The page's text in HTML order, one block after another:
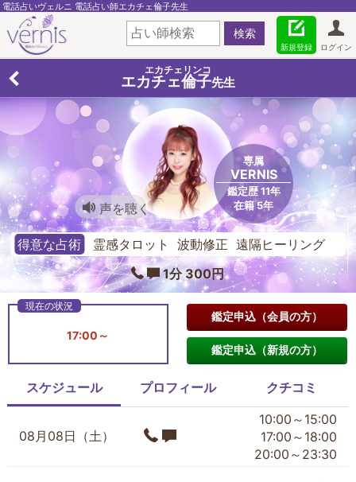
電話占いヴェルニ 電話占い師エカチェ倫子先生
ログイン
新規登録
エカチェリンコ
エカチェ倫子先生
専属
VERNIS
鑑定歴 11年
在籍 5年
声を聴く
得意な占術
霊感タロット 波動修正 遠隔ヒーリング
1分 300円
17:00～
鑑定申込（会員の方）
鑑定申込（新規の方）
スケジュール プロフィール クチコミ
08月08日（土）
10:00～15:00
17:00～18:00
20:00～23:30